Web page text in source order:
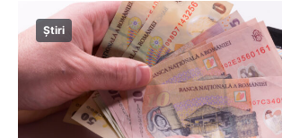
Știri